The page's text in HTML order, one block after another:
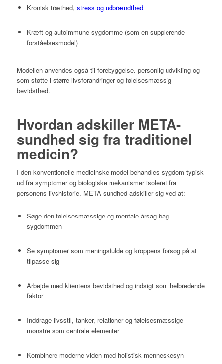
Kronisk træthed, stress og udbrændthed
Kræft og autoimmune sygdomme (som en supplerende
forståelsesmodel)
Modellen anvendes også til forebyggelse, personlig udvikling og
som støtte i større livsforandringer og følelsesmæssig
bevidsthed.
Hvordan adskiller META-
sundhed sig fra traditionel
medicin?
I den konventionelle medicinske model behandles sygdom typisk
ud fra symptomer og biologiske mekanismer isoleret fra
personens livshistorie. META-sundhed adskiller sig ved at:
Søge den følelsesmæssige og mentale årsag bag
sygdommen
Se symptomer som meningsfulde og kroppens forsøg på at
tilpasse sig
Arbejde med klientens bevidsthed og indsigt som helbredende
faktor
Inddrage livsstil, tanker, relationer og følelsesmæssige
mønstre som centrale elementer
Kombinere moderne viden med holistisk menneskesyn